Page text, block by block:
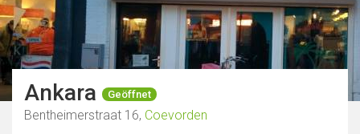
Ankara Geöffnet
Bentheimerstraat 16, Coevorden